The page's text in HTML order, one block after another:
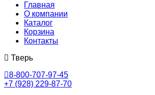
Главная
О компании
Каталог
Корзина
Контакты
Тверь
8-800-707-97-45
+7 (928) 229-87-70